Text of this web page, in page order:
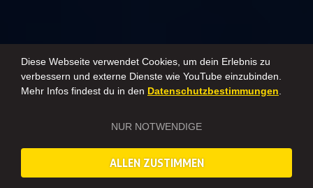
Diese Webseite verwendet Cookies, um dein Erlebnis zu
verbessern und externe Dienste wie YouTube einzubinden.
Mehr Infos findest du in den Datenschutzbestimmungen.
NUR NOTWENDIGE
ALLEN ZUSTIMMEN